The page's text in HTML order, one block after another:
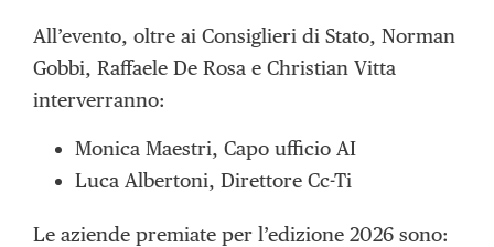
All’evento, oltre ai Consiglieri di Stato, Norman
Gobbi, Raffaele De Rosa e Christian Vitta
interverranno:
Monica Maestri, Capo ufficio AI
Luca Albertoni, Direttore Cc-Ti
Le aziende premiate per l’edizione 2026 sono: